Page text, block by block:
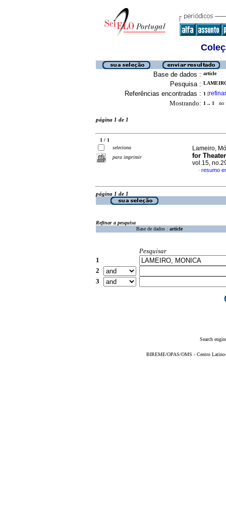
Base de dados : article
Pesquisa :
Referências encontradas : 1 [refinar
Mostrando: 1 .. 1 no
página 1 de 1
1 / 1
seleciona
para imprimir
Lameiro,
for
vol.15,
· resumo
página 1 de 1
Refinar a pesquisa
Base de dados : article
Pesquisar
1
2
3
Search
BIREME/OPAS/OMS - Centro Latino-